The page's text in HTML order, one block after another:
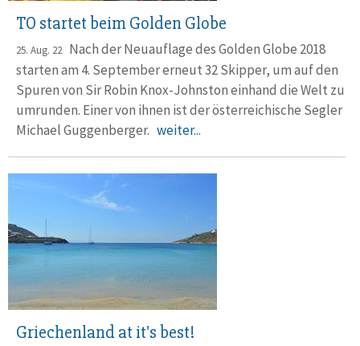
TO startet beim Golden Globe
25. Aug. 22 Nach der Neuauflage des Golden Globe 2018
starten am 4. Sep­tem­ber erneut 32 Skipper, um auf den
Spuren von Sir Robin Knox-Johnston einhand die Welt zu
umrunden. Einer von ihnen ist der öster­reichi­sche Segler
Michael Guggen­berger. weiter...
Griechenland at it's best!